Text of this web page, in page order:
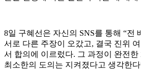
8일 구혜선은 자신의 SNS를 통해 “전
서로 다른 주장이 오갔고, 결국 진위
서 합의에 이르렀다. 그 과정이 완전
최소한의 도의는 지켜졌다고 생각한